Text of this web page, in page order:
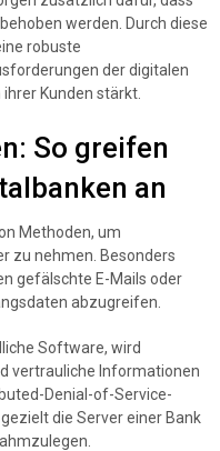
werden. Durch diese
robuste
der digitalen
Kunden stärkt.
So greifen
an
Methoden, um
zu nehmen. Besonders
gefälschte E-Mails oder
abzugreifen.
Software, wird
vertrauliche Informationen
Denial-of-Service-
die Server einer Bank